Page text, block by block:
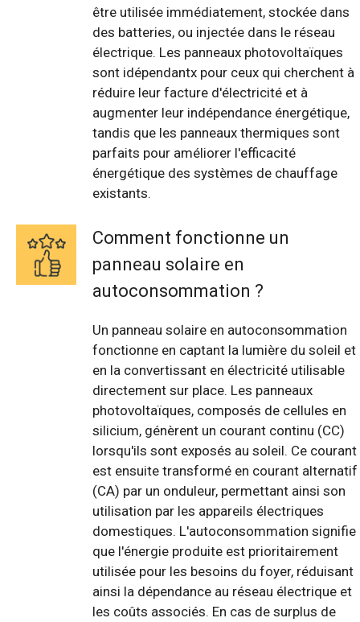
être utilisée immédiatement, stockée dans
des batteries, ou injectée dans le réseau
électrique. Les panneaux photovoltaïques
sont idépendantx pour ceux qui cherchent à
réduire leur facture d'électricité et à
augmenter leur indépendance énergétique,
tandis que les panneaux thermiques sont
parfaits pour améliorer l'efficacité
énergétique des systèmes de chauffage
existants.
Comment fonctionne un
panneau solaire en
autoconsommation ?
Un panneau solaire en autoconsommation
fonctionne en captant la lumière du soleil et
en la convertissant en électricité utilisable
directement sur place. Les panneaux
photovoltaïques, composés de cellules en
silicium, génèrent un courant continu (CC)
lorsqu'ils sont exposés au soleil. Ce courant
est ensuite transformé en courant alternatif
(CA) par un onduleur, permettant ainsi son
utilisation par les appareils électriques
domestiques. L'autoconsommation signifie
que l'énergie produite est prioritairement
utilisée pour les besoins du foyer, réduisant
ainsi la dépendance au réseau électrique et
les coûts associés. En cas de surplus de